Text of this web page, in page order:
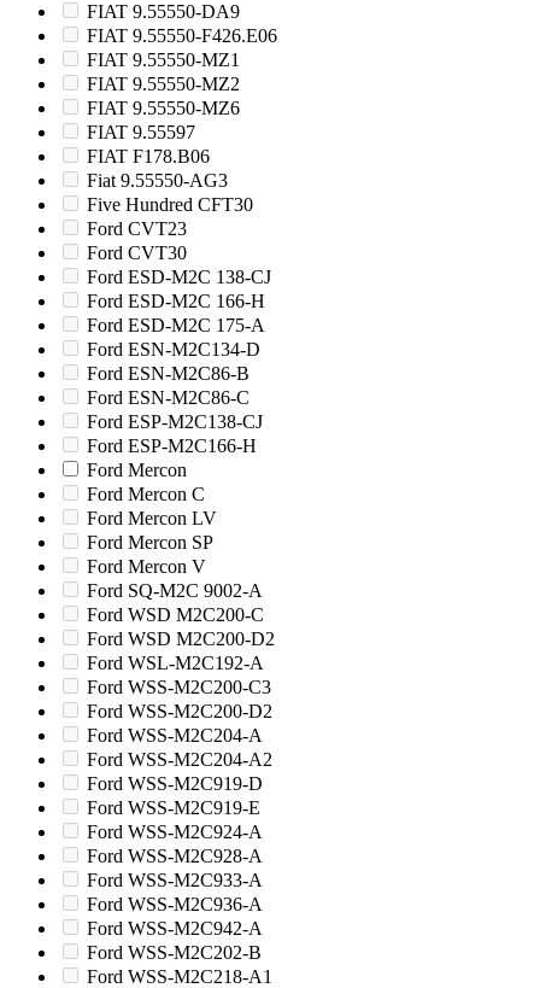
FIAT 9.55550-DA9
FIAT 9.55550-F426.E06
FIAT 9.55550-MZ1
FIAT 9.55550-MZ2
FIAT 9.55550-MZ6
FIAT 9.55597
FIAT F178.B06
Fiat 9.55550-AG3
Five Hundred CFT30
Ford CVT23
Ford CVT30
Ford ESD-M2C 138-CJ
Ford ESD-M2C 166-H
Ford ESD-M2C 175-A
Ford ESN-M2C134-D
Ford ESN-M2C86-B
Ford ESN-M2C86-C
Ford ESP-M2C138-CJ
Ford ESP-M2C166-H
Ford Mercon
Ford Mercon C
Ford Mercon LV
Ford Mercon SP
Ford Mercon V
Ford SQ-M2C 9002-A
Ford WSD M2C200-C
Ford WSD M2C200-D2
Ford WSL-M2C192-A
Ford WSS-M2C200-C3
Ford WSS-M2C200-D2
Ford WSS-M2C204-A
Ford WSS-M2C204-A2
Ford WSS-M2C919-D
Ford WSS-M2C919-E
Ford WSS-M2C924-A
Ford WSS-M2C928-A
Ford WSS-M2C933-A
Ford WSS-M2C936-A
Ford WSS-M2C942-A
Ford WSS-M2C202-B
Ford WSS-M2C218-A1